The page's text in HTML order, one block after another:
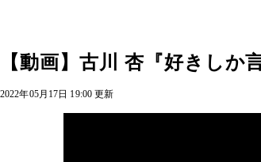
【動画】古川 杏『好きしか
2022年05月17日 19:00 更新